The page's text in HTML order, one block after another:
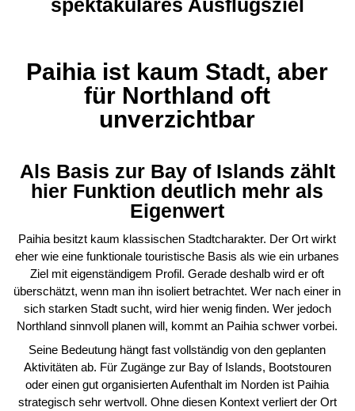
Paihia ist kaum Stadt, aber
für Northland oft
unverzichtbar
Als Basis zur Bay of Islands zählt
hier Funktion deutlich mehr als
Eigenwert
Paihia besitzt kaum klassischen Stadtcharakter. Der Ort wirkt
eher wie eine funktionale touristische Basis als wie ein urbanes
Ziel mit eigenständigem Profil. Gerade deshalb wird er oft
überschätzt, wenn man ihn isoliert betrachtet. Wer nach einer in
sich starken Stadt sucht, wird hier wenig finden. Wer jedoch
Northland sinnvoll planen will, kommt an Paihia schwer vorbei.
Seine Bedeutung hängt fast vollständig von den geplanten
Aktivitäten ab. Für Zugänge zur Bay of Islands, Bootstouren
oder einen gut organisierten Aufenthalt im Norden ist Paihia
strategisch sehr wertvoll. Ohne diesen Kontext verliert der Ort